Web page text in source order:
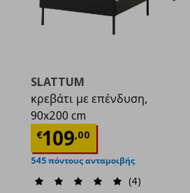
€ 299,00
SLATTUM
κρεβάτι με επένδυση,
90x200 cm
€109,00
Τρέχουσα τιμή
545 πόντους ανταμοιβής
(4)